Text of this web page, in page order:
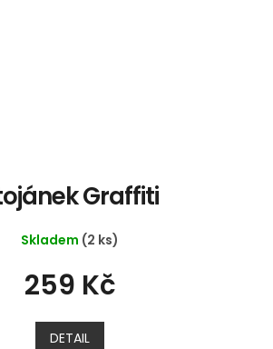
Graffiti
Skladem (2 ks)
259 Kč
DETAIL